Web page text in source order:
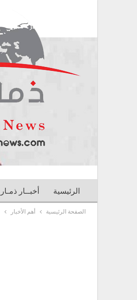
الرئيسية أخبــار ذمـار
الصفحة الرئيسية أهم الأخبار